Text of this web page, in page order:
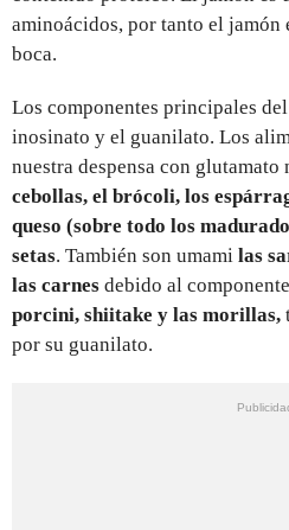
aminoácidos, por tanto el jamón
boca.
Los componentes principales
inosinato y el guanilato. Los
nuestra despensa con glutamato
cebollas, el brócoli, los
queso (sobre todo los
setas. También son umami las
las carnes debido al
porcini, shiitake y las morillas,
por su guanilato.